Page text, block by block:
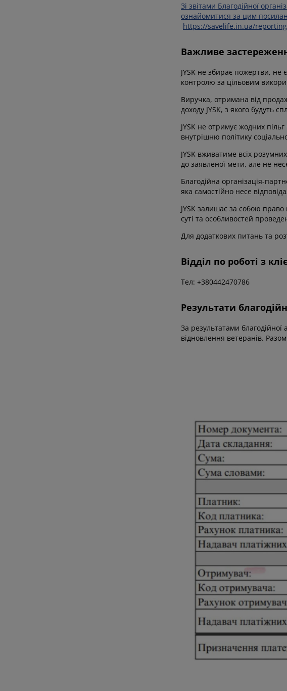
Зі звітами Благодійної
ознайомитися за цим
https://savelife.in.ua/
Важливе
JYSK не збирає пожертви, не
контролю за цільовим
Виручка, отримана від
доходу JYSK, з якого будуть
JYSK не отримує жодних
внутрішню політику
JYSK вживатиме всіх
до заявленої мети, але не
Благодійна організація-
яка самостійно несе
JYSK залишає за собою
суті та особливостей
Для додаткових питань та
Відділ по роботі з
Тел: +380442470786
Результати
За результатами
відновлення ветеранів.